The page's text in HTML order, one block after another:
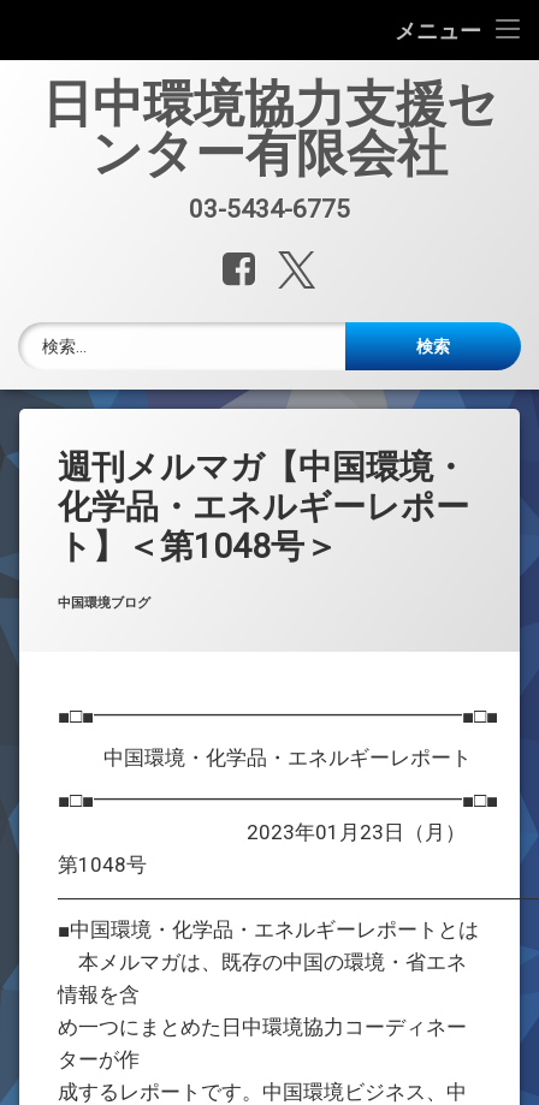
メニュー
中国環境規制対応セミナー（第33回）
中国環境規制対応支援業務紹介
セミナー、資料販売
中文
お問合せ
日中環境協力支援セ
ンター有限会社
03-5434-6775
Facebook
週刊メルマガ【中国環境・
化学品・エネルギーレポー
ト】＜第1048号＞
Posted on 2023年1月23日
Updated on 2023年1月23日
byw059105
カテゴリー:
中国環境ブログ
■□■━━━━━━━━━━━━━━━━━━■□■
中国環境・化学品・エネルギーレポート
■□■━━━━━━━━━━━━━━━━━━■□■
2023年01月23日（月）
第1048号
■中国環境・化学品・エネルギーレポートとは
本メルマガは、既存の中国の環境・省エネ
情報を含
め一つにまとめた日中環境協力コーディネー
ターが作
成するレポートです。中国環境ビジネス、中